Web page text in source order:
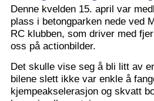
Denne kvelden 15. april var
plass i betongparken nede ved
RC klubben, som driver med
oss på actionbilder.
Det skulle vise seg å bli litt av
bilene slett ikke var enkle å
kjempeakselerasjon og skvatt